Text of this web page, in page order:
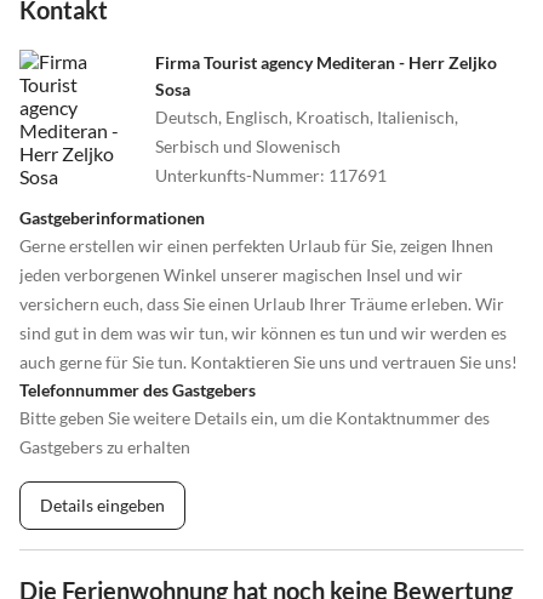
PRIVLAKA. 09.00 und 18.00 Uhr
Entfernungen:
Mali Lošinj - Zagreb: 289 km
Mali Lošinj - Ljubljana: 224 km
Mali Lošinj - Wien: 608 km
Mali Lošinj - München: 625 km
Kontakt
Firma Tourist agency Mediteran - Herr Zeljko
Sosa
Deutsch, Englisch, Kroatisch, Italienisch,
Serbisch und Slowenisch
Unterkunfts-Nummer: 117691
Gastgeberinformationen
Gerne erstellen wir einen perfekten Urlaub für Sie, zeigen Ihnen
jeden verborgenen Winkel unserer magischen Insel und wir
versichern euch, dass Sie einen Urlaub Ihrer Träume erleben. Wir
sind gut in dem was wir tun, wir können es tun und wir werden es
auch gerne für Sie tun. Kontaktieren Sie uns und vertrauen Sie uns!
Telefonnummer des Gastgebers
Bitte geben Sie weitere Details ein, um die Kontaktnummer des
Gastgebers zu erhalten
Details eingeben
Die Ferienwohnung hat noch keine Bewertung